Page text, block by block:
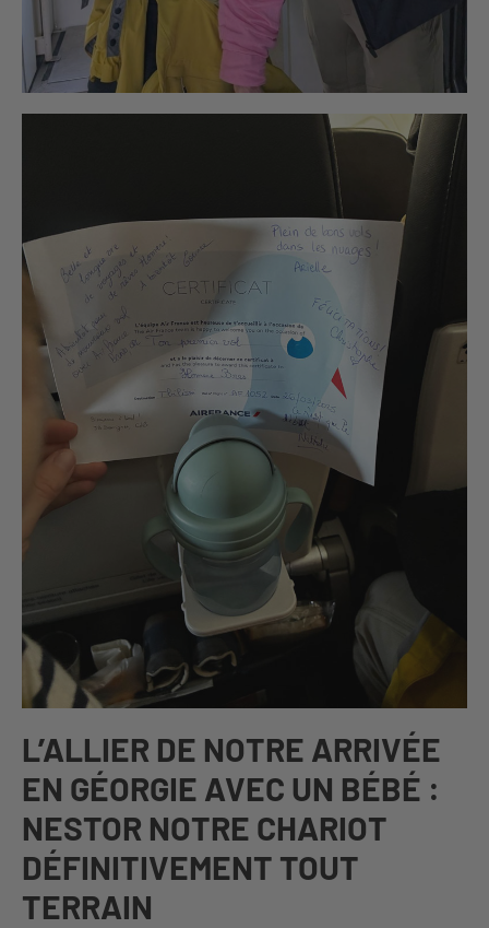
L’ALLIER DE NOTRE ARRIVÉE
EN GÉORGIE AVEC UN BÉBÉ :
NESTOR NOTRE CHARIOT
DÉFINITIVEMENT TOUT
TERRAIN